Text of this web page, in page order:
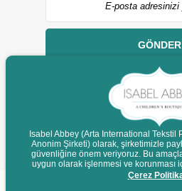
GÖNDER
© 2022 isabelabbey.com -
Destek
Isabel Abbey (Arta International Tekstil
Anonim Şirketi) olarak, şirketimizle
güvenliğine önem veriyoruz. Bu
uygun olarak işlenmesi ve korunması
Çerez